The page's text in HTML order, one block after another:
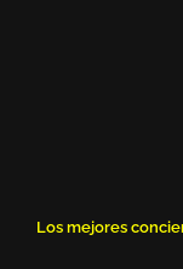
Los mejores